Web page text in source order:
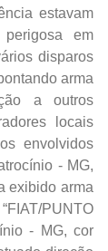
estavam
perigosa em
disparos
arma
a outros
locais
envolvidos
- MG,
exibido arma
PUNTO
- MG, cor